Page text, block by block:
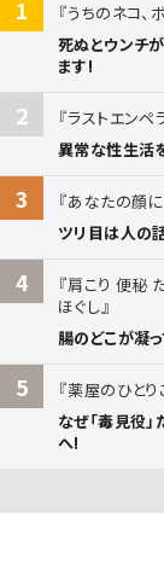
1
うちのネコ、
死ぬとウンチ
ます!
2
ラストエン
異常な性生活
3
あなたの顔
ツリ目は人の
4
肩こり 便秘
ほぐし
腸のどこが凝
5
薬屋のひとり
なぜ「毒見役
へ!